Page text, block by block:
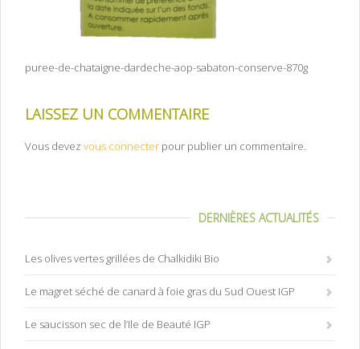
puree-de-chataigne-dardeche-aop-sabaton-conserve-870g
LAISSEZ UN COMMENTAIRE
Vous devez vous connecter pour publier un commentaire.
DERNIÈRES ACTUALITÉS
Les olives vertes grillées de Chalkidiki Bio
Le magret séché de canard à foie gras du Sud Ouest IGP
Le saucisson sec de l’Ile de Beauté IGP